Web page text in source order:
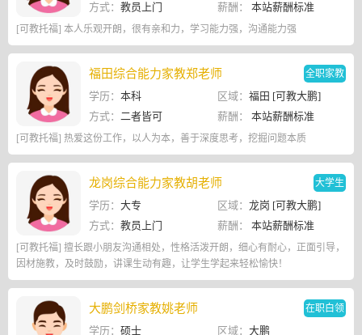
方式： 教员上门 薪酬： 本站薪酬标准
[可教托福] 本人乐观开朗，很有亲和力，学习能力强，沟通能力强
福田综合能力家教郑老师 全职家教
学历： 本科 区域： 福田 [可教大鹏]
方式： 二者皆可 薪酬： 本站薪酬标准
[可教托福] 热爱这份工作，以人为本，善于深度思考，挖掘问题本质
龙岗综合能力家教胡老师 大学生
学历： 大专 区域： 龙岗 [可教大鹏]
方式： 教员上门 薪酬： 本站薪酬标准
[可教托福] 擅长跟小朋友沟通相处，性格活泼开朗，细心有耐心，正面引导，
因材施教，及时鼓励，讲课生动有趣，让学生学起来轻松愉快！
大鹏剑桥家教姚老师 在职白领
学历： 硕士 区域： 大鹏